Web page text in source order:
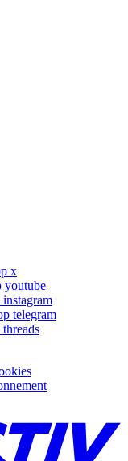
x
youtube
telegram